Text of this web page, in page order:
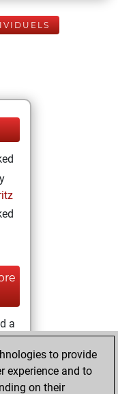
a
to provide
experience and to
on their